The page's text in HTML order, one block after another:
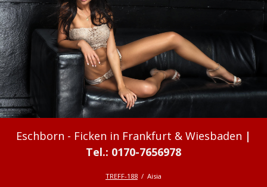
Ficken in Frankfurt & Wiesbaden
TREFF-188 Aisia